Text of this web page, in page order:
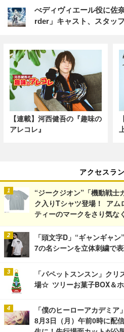
べディヴィエール役に佐
rder」キャスト、スタッ
【連載】河西健吾の『趣味の
アレコレ』
アクセスラ
“ジークジオン”「機動戦士
ク入りTシャツ登場！ アム
ティーのマークをさり気な
「頭文字D」“ギャンギャ
7の名シーンを立体刺繍で
「パペットスンスン」ク
場☆ ツリーお菓子BOX＆ホ
「僕のヒーローアカデミ
8月3日（月）午前0時に配